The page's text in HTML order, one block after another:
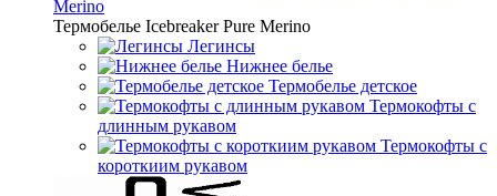
Merino
Термобелье Icebreaker Pure Merino
Легинсы
Нижнее белье
Термобелье детское
Термокофты с
длинным рукавом
Термокофты с
короткиим рукавом